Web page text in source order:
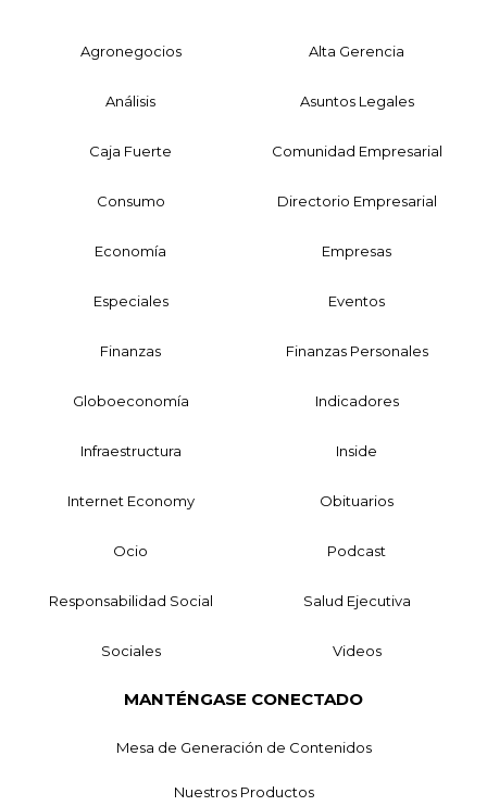
Agronegocios Alta Gerencia
Análisis Asuntos Legales
Caja Fuerte Comunidad Empresarial
Consumo Directorio Empresarial
Economía Empresas
Especiales Eventos
Finanzas Finanzas Personales
Globoeconomía Indicadores
Infraestructura Inside
Internet Economy Obituarios
Ocio Podcast
Responsabilidad Social Salud Ejecutiva
Sociales Videos
MANTÉNGASE CONECTADO
Mesa de Generación de Contenidos
Nuestros Productos